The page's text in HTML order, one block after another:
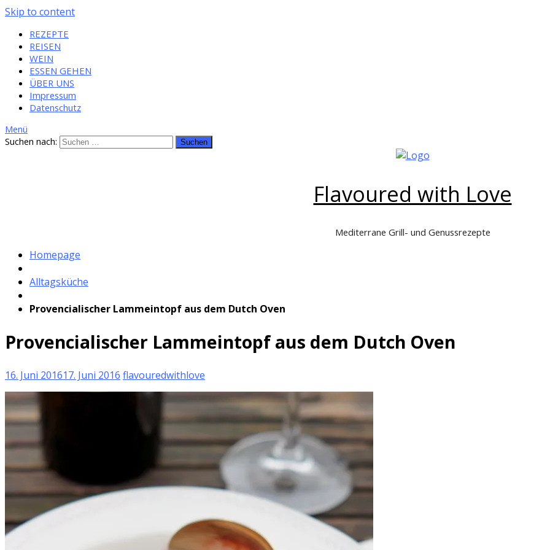
Skip to content
REZEPTE
REISEN
WEIN
ESSEN GEHEN
ÜBER UNS
Impressum
Datenschutz
Menü
Suchen nach:
Flavoured with Love
Mediterrane Grill- und Genussrezepte
Homepage
Alltagsküche
Provencialischer Lammeintopf aus dem Dutch Oven
Provencialischer Lammeintopf aus dem Dutch Oven
16. Juni 201617. Juni 2016 flavouredwithlove